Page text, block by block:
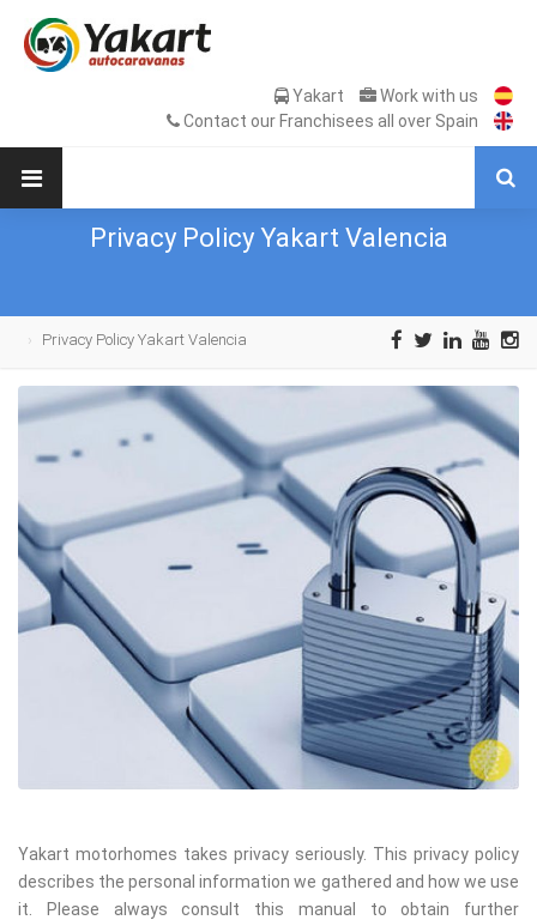
Yakart
Work with us
Contact our Franchisees all over Spain
Privacy Policy Yakart Valencia
Privacy Policy Yakart Valencia
Yakart motorhomes takes privacy seriously. This privacy policy
describes the personal information we gathered and how we use
it. Please always consult this manual to obtain further